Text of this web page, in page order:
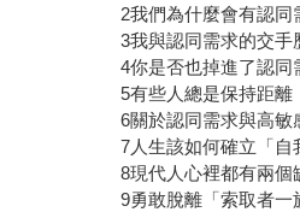
2我們為什麼會有認同
3我與認同需求的交手
4你是否也掉進了認同
5有些人總是保持距離
6關於認同需求與高敏
7人生該如何確立「自
8現代人心裡都有兩個
9勇敢脫離「索取者一